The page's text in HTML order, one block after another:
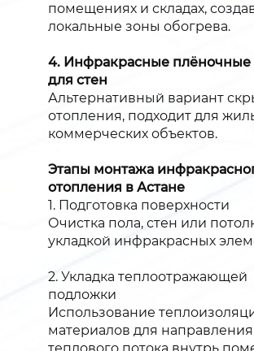
помещениях и складах,
локальные зоны обогрева.
4. Инфракрасные плёночные
для стен
Альтернативный вариант
отопления, подходит для
коммерческих объектов.
Этапы монтажа
отопления в Астане
1. Подготовка поверхности
Очистка пола, стен или
укладкой инфракрасных
2. Укладка теплоотражающей
подложки
Использование
материалов для направления